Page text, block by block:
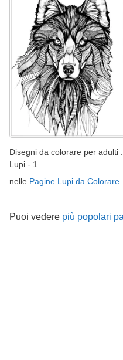
Disegni da colorare per adulti :
Lupi - 1
nelle Pagine Lupi da Colorare
Puoi vedere più popolari